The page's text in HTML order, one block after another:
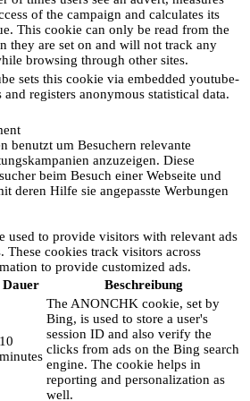
of the campaign and calculates its
This cookie can only be read from the
they are set on and will not track any
browsing through other sites.
sets this cookie via embedded youtube-
and registers anonymous statistical data.
benutzt um Besuchern relevante
anzuzeigen. Diese
beim Besuch einer Webseite und
deren Hilfe sie angepasste Werbungen
used to provide visitors with relevant ads
These cookies track visitors across
to provide customized ads.
Dauer Beschreibung
10
minutes
The ANONCHK cookie, set by
Bing, is used to store a user's
session ID and also verify the
clicks from ads on the Bing search
engine. The cookie helps in
reporting and personalization as
well.